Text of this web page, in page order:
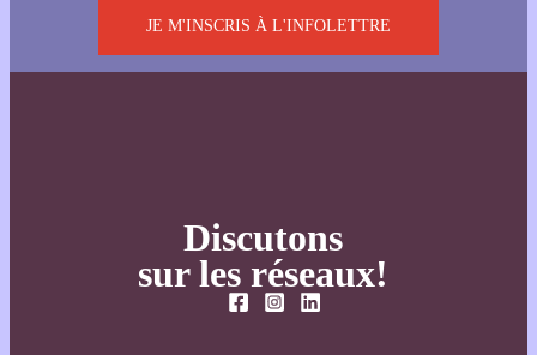
JE M'INSCRIS À L'INFOLETTRE
Discutons
sur les réseaux!